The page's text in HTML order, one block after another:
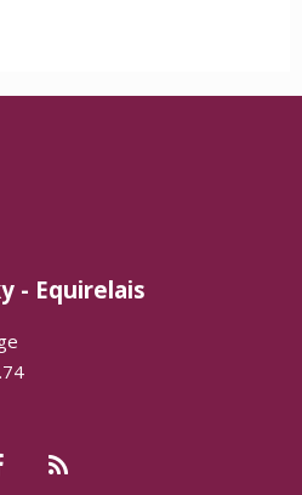
- Equirelais